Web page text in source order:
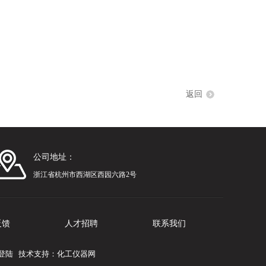
询
返回
公司地址：
浙江省杭州市西湖区西园六路2号
馈 人才招聘 联系我们
陆技术支持： 化工仪器网